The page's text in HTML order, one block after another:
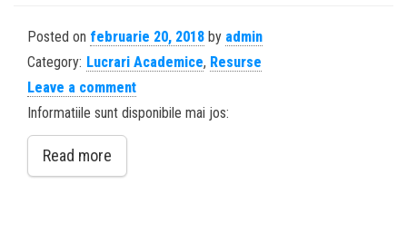
Posted on februarie 20, 2018 by admin
Category: Lucrari Academice, Resurse
Leave a comment
Informatiile sunt disponibile mai jos:
Read more